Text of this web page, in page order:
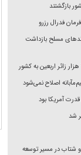
فدرال رزرو
و ۴ عضو باند‌های مسلح بازداشت
اصلاح نمی‌شود
آمریکا بود
شد
و شتاب در مسیر توسعه